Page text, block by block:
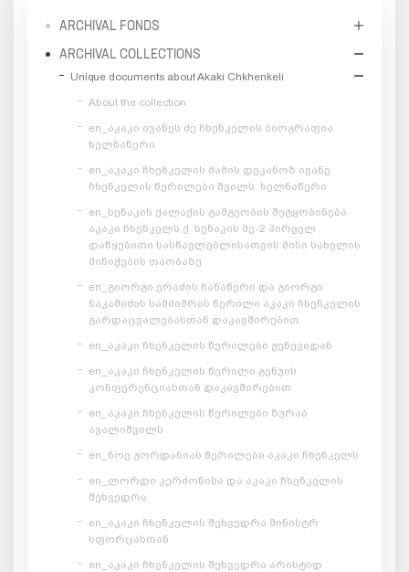
ARCHIVAL FONDS
ARCHIVAL COLLECTIONS
Unique documents about Akaki Chkhenkeli
About the collection
en_აკაკი ივანეს ძე ჩხენკელის ბიოგრაფია.
ხელნაწერი
en_აკაკი ჩხენკელის მამის დეკანოზ ივანე
ჩხენკელის წერილები შვილს. ხელნაწერი
en_სენაკის ქალაქის გამგეობის შეტყობინება
აკაკი ჩხენკელს ქ. სენაკის მე-2 პირველ
დაწყებითი სასწავლებლისათვის მისი სახელის
მინიჭების თაობაზე
en_გიორგი ერაძის ჩანაწერი და გიორგი
ნაკაშიძის სამძიმრის წერილი აკაკი ჩხენკელის
გარდაცვალებასთან დაკავშირებით
en_აკაკი ჩხენკელის წერილები ჟენევიდან
en_აკაკი ჩხენკელის წერილი გენუის
კონფერენციასთან დაკავშირებით
en_აკაკი ჩხენკელის წერილები ზურაბ
ავალიშვილს
en_ნოე ჟორდანიას წერილები აკაკი ჩხენკელს
en_ლორდი კერძონისა და აკაკი ჩხენკელის
შეხვედრა
en_აკაკი ჩხენკელის შეხვედრა მინისტრ
სფორცასთან
en_აკაკი ჩხენკელის შეხვედრა არისტიდ